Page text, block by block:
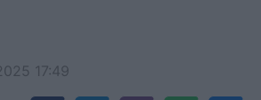
17:49